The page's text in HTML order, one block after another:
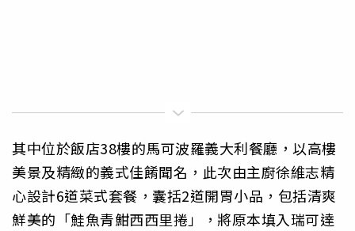
其中位於飯店38樓的馬可波羅義大利餐廳，以高樓
美景及精緻的義式佳餚聞名，此次由主廚徐維志精
心設計6道菜式套餐，囊括2道開胃小品，包括清爽
鮮美的「鮭魚青魽西西里捲」，將原本填入瑞可達